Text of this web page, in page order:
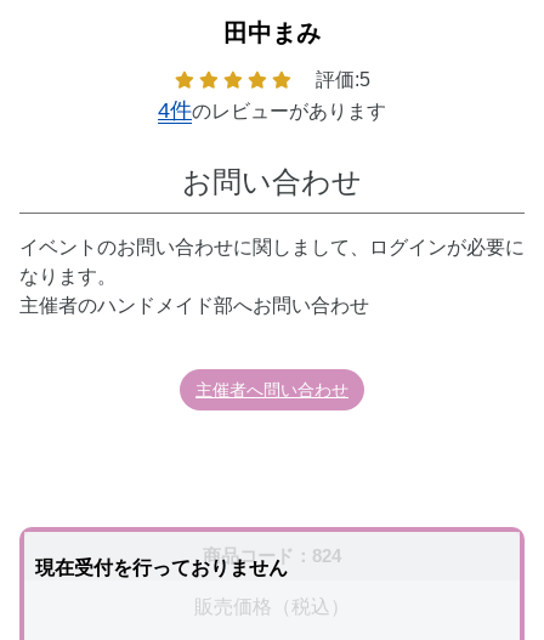
田中まみ
評価:5
4件のレビューがあります
お問い合わせ
イベントのお問い合わせに関しまして、ログインが必要に
なります。
主催者のハンドメイド部へお問い合わせ
主催者へ問い合わせ
商品コード：824
販売価格（税込）
現在受付を行っておりません